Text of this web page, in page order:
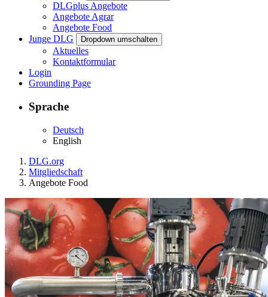
DLGplus Angebote
Angebote Agrar
Angebote Food
Junge DLG
Dropdown umschalten
Aktuelles
Kontaktformular
Login
Grounding Page
Sprache
Deutsch
English
DLG.org
Mitgliedschaft
Angebote Food